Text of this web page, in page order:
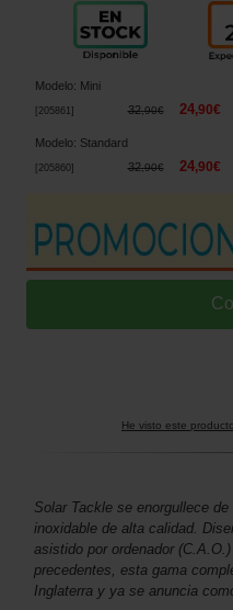
Modelo: Mini
205861 ] 32,90€ 24,90€
Modelo: Standard
205860] 32,90€ 24,90€
He visto este
Solar Tackle se enorgullece
inoxidable de alta calidad.
asistido por ordenador
precedentes, esta gama
Inglaterra y ya se anuncia